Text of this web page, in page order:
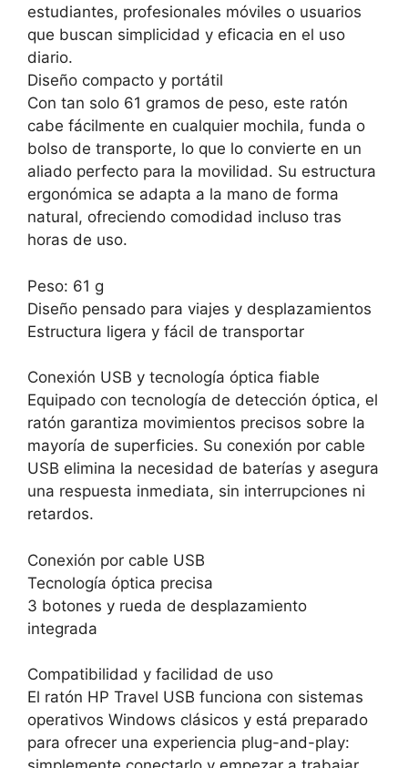
estudiantes, profesionales móviles o usuarios
que buscan simplicidad y eficacia en el uso
diario.
Diseño compacto y portátil
Con tan solo 61 gramos de peso, este ratón
cabe fácilmente en cualquier mochila, funda o
bolso de transporte, lo que lo convierte en un
aliado perfecto para la movilidad. Su estructura
ergonómica se adapta a la mano de forma
natural, ofreciendo comodidad incluso tras
horas de uso.
Peso: 61 g
Diseño pensado para viajes y desplazamientos
Estructura ligera y fácil de transportar
Conexión USB y tecnología óptica fiable
Equipado con tecnología de detección óptica, el
ratón garantiza movimientos precisos sobre la
mayoría de superficies. Su conexión por cable
USB elimina la necesidad de baterías y asegura
una respuesta inmediata, sin interrupciones ni
retardos.
Conexión por cable USB
Tecnología óptica precisa
3 botones y rueda de desplazamiento
integrada
Compatibilidad y facilidad de uso
El ratón HP Travel USB funciona con sistemas
operativos Windows clásicos y está preparado
para ofrecer una experiencia plug-and-play: